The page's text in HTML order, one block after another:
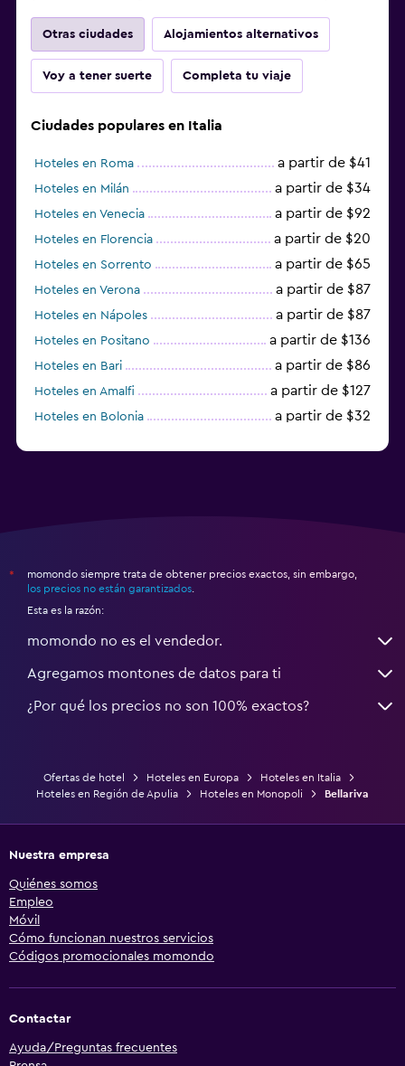
Otras ciudades Alojamientos alternativos
Voy a tener suerte Completa tu viaje
Ciudades populares en Italia
Hoteles en Roma a partir de $41
Hoteles en Milán a partir de $34
Hoteles en Venecia a partir de $92
Hoteles en Florencia a partir de $20
Hoteles en Sorrento a partir de $65
Hoteles en Verona a partir de $87
Hoteles en Nápoles a partir de $87
Hoteles en Positano a partir de $136
Hoteles en Bari a partir de $86
Hoteles en Amalfi a partir de $127
Hoteles en Bolonia a partir de $32
*
momondo siempre trata de obtener precios exactos, sin embargo,
los precios no están garantizados
Esta es la razón:
momondo no es el vendedor.
Agregamos montones de datos para ti
¿Por qué los precios no son 100% exactos?
Ofertas de hotel Hoteles en Europa
Hoteles en Italia
Hoteles en Región de Apulia
Hoteles en Monopoli Bellariva
Nuestra empresa
Quiénes somos
Empleo
Móvil
Cómo funcionan nuestros servicios
Códigos promocionales momondo
Contactar
Ayuda/Preguntas frecuentes